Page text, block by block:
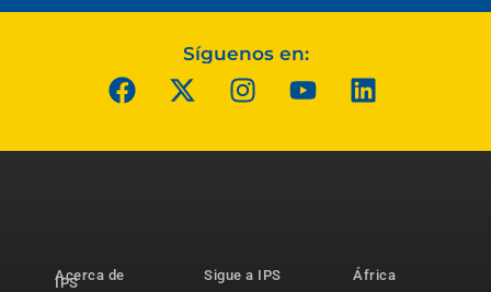
Síguenos en:
Acerca de
IPS
Sigue a IPS
África